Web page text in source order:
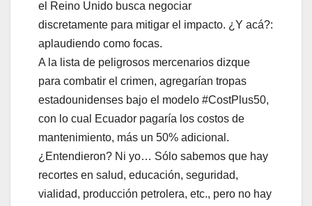
el Reino Unido busca negociar
discretamente para mitigar el impacto. ¿Y acá?:
aplaudiendo como focas.
A la lista de peligrosos mercenarios dizque
para combatir el crimen, agregarían tropas
estadounidenses bajo el modelo #CostPlus50,
con lo cual Ecuador pagaría los costos de
mantenimiento, más un 50% adicional.
¿Entendieron? Ni yo… Sólo sabemos que hay
recortes en salud, educación, seguridad,
vialidad, producción petrolera, etc., pero no hay